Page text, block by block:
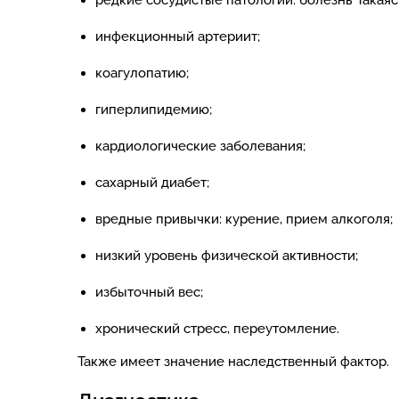
инфекционный артериит;
коагулопатию;
гиперлипидемию;
кардиологические заболевания;
сахарный диабет;
вредные привычки: курение, прием алкоголя;
низкий уровень физической активности;
избыточный вес;
хронический стресс, переутомление.
Также имеет значение наследственный фактор.